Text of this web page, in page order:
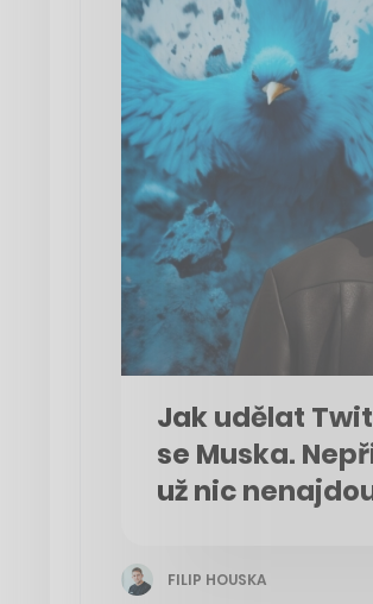
Jak udělat
se Muska.
už nic
FILIP HOUSKA